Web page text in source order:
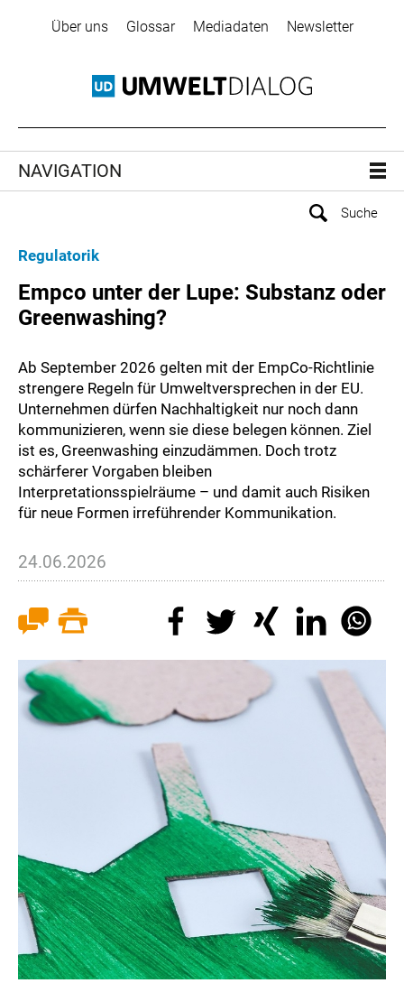
Über uns Glossar Mediadaten Newsletter
NAVIGATION
Regulatorik
Empco unter der Lupe: Substanz oder
Greenwashing?
Ab September 2026 gelten mit der EmpCo-Richtlinie
strengere Regeln für Umweltversprechen in der EU.
Unternehmen dürfen Nachhaltigkeit nur noch dann
kommunizieren, wenn sie diese belegen können. Ziel
ist es, Greenwashing einzudämmen. Doch trotz
schärferer Vorgaben bleiben
Interpretationsspielräume – und damit auch Risiken
für neue Formen irreführender Kommunikation.
24.06.2026